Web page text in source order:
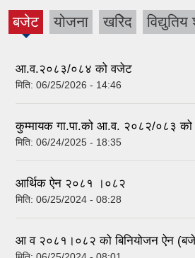
बजेट
(active
योजना खरिेद विद्युतिय
आ.व.२०८३/०८४ को वजेट
मिति: 06/25/2026 - 14:46
कुम्मायक गा.पा.को आ.व. २०८२/०८३
मिति: 06/24/2025 - 18:35
आर्थिक ऐन २०८१ ।०८२
मिति: 06/25/2024 - 08:28
आ व २०८१।०८२ को बिनियोजन ऐन